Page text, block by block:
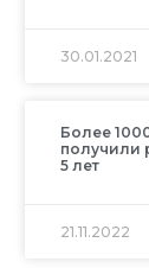
30.01.2021
Более
получили
5 лет
21.11.2022